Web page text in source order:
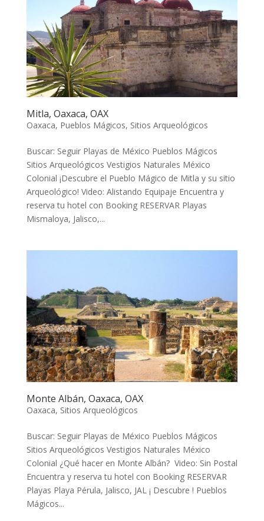
Mitla, Oaxaca, OAX
Oaxaca, Pueblos Mágicos, Sitios Arqueológicos
Buscar: Seguir Playas de México Pueblos Mágicos
Sitios Arqueológicos Vestigios Naturales México
Colonial ¡Descubre el Pueblo Mágico de Mitla y su sitio
Arqueológico! Video: Alistando Equipaje Encuentra y
reserva tu hotel con Booking RESERVAR Playas
Mismaloya, Jalisco,...
Monte Albán, Oaxaca, OAX
Oaxaca, Sitios Arqueológicos
Buscar: Seguir Playas de México Pueblos Mágicos
Sitios Arqueológicos Vestigios Naturales México
Colonial ¿Qué hacer en Monte Albán? Video: Sin Postal
Encuentra y reserva tu hotel con Booking RESERVAR
Playas Playa Pérula, Jalisco, JAL ¡ Descubre ! Pueblos
Mágicos...